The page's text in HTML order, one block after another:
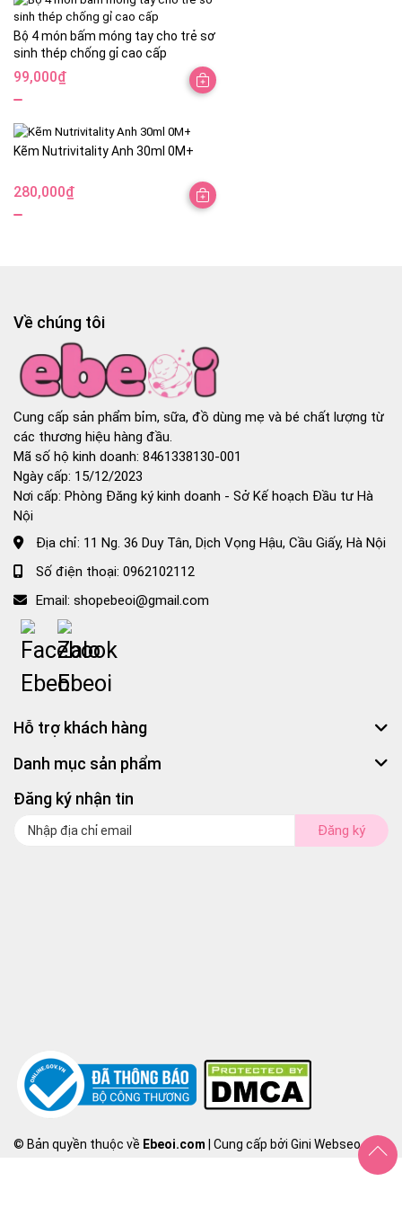
Bộ 4 món bấm móng tay cho trẻ sơ
sinh thép chống gỉ cao cấp
99,000₫
Kẽm Nutrivitality Anh 30ml 0M+
280,000₫
Về chúng tôi
Cung cấp sản phẩm bỉm, sữa, đồ dùng mẹ và bé chất lượng từ
các thương hiệu hàng đầu.
Mã số hộ kinh doanh: 8461338130-001
Ngày cấp: 15/12/2023
Nơi cấp: Phòng Đăng ký kinh doanh - Sở Kế hoạch Đầu tư Hà
Nội
Địa chỉ: 11 Ng. 36 Duy Tân, Dịch Vọng Hậu, Cầu Giấy, Hà Nội
Số điện thoại: 0962102112
Email: shopebeoi@gmail.com
Hỗ trợ khách hàng
Danh mục sản phẩm
Đăng ký nhận tin
Đăng ký
© Bản quyền thuộc về Ebeoi.com | Cung cấp bởi Gini Webseo